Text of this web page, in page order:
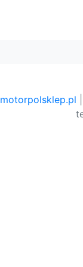
motorpolsklep.pl